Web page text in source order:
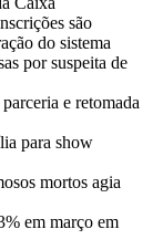
são
do sistema
por suspeita de
e retomada
para show
mortos agia
em março em